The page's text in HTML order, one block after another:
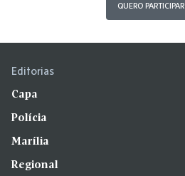
QUERO PARTICIPAR
Editorias
Capa
Polícia
Marília
Regional